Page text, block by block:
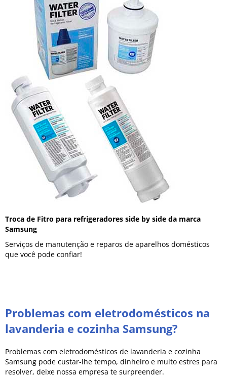
Troca de Fitro para refrigeradores side by side da marca
Samsung
Serviços de manutenção e reparos de aparelhos domésticos
que você pode confiar!
Problemas com eletrodomésticos na
lavanderia e cozinha Samsung?
Problemas com eletrodomésticos de lavanderia e cozinha
Samsung pode custar-lhe tempo, dinheiro e muito estres para
resolver, deixe nossa empresa te surpreender.